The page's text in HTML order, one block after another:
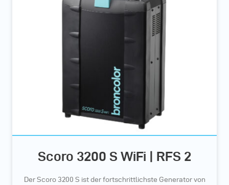
Scoro 3200 S WiFi | RFS 2
Der Scoro 3200 S ist der fortschrittlichste Generator von